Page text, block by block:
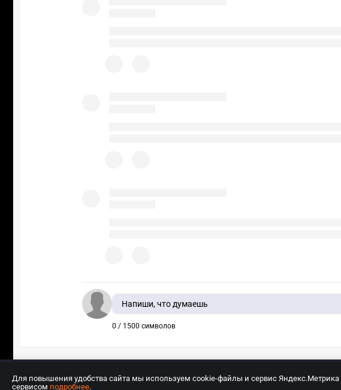
Напиши, что думаешь
0 / 1500 символов
Для повышения удобства сайта мы используем cookie-файлы и сервис Яндекс.Метрика
сервисом подробнее.